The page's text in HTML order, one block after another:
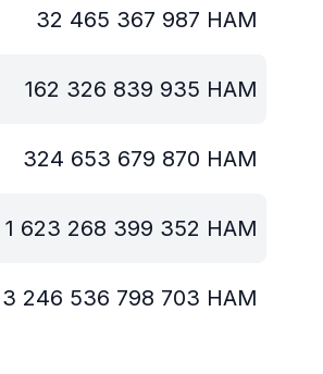
32 465 367 987 HAM
162 326 839 935 HAM
324 653 679 870 HAM
1 623 268 399 352 HAM
3 246 536 798 703 HAM